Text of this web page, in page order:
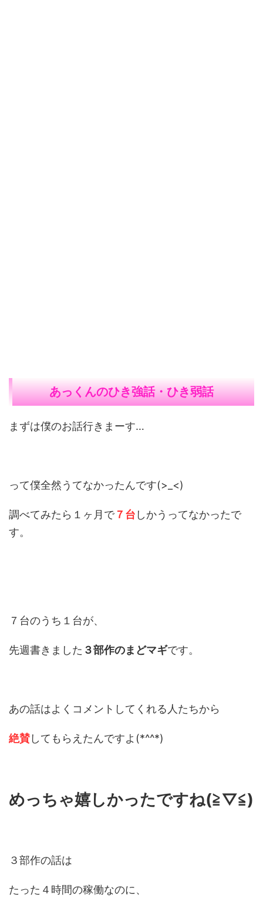
あっくんのひき強話・ひき弱話
まずは僕のお話行きまーす…
って僕全然うてなかったんです(>_<)
調べてみたら１ヶ月で７台 しかうってなかったで
す。
７台のうち１台が、
先週書きました ３部作のまどマギです。
あの話はよくコメントしてくれる人たちから
絶賛してもらえたんですよ(*^^*)
めっちゃ嬉しかったですね(≧▽≦)
３部作の話は
たった４時間の稼働なのに、